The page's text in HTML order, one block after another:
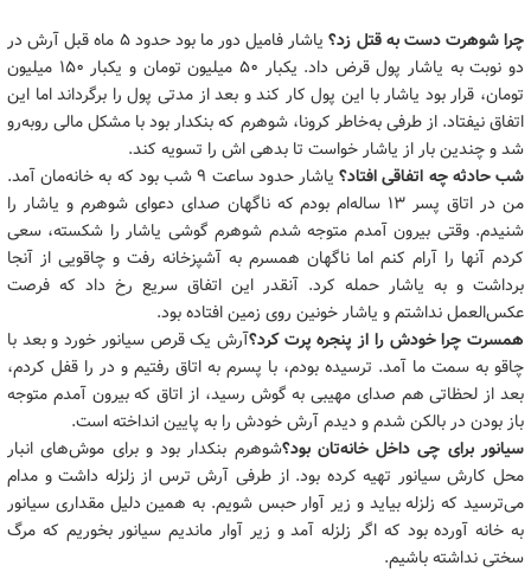
چرا شوهرت دست به قتل زد؟
یاشار فامیل دور ما بود حدود 5 ماه قبل آرش در
دو نوبت به یاشار پول قرض داد. یکبار 50 میلیون تومان و یکبار 150 میلیون
تومان، قرار بود یاشار با این پول کار کند و بعد از مدتی پول را برگرداند اما این
اتفاق نیفتاد. از طرفی به‌خاطر کرونا، شوهرم که بنکدار بود با مشکل مالی روبه‌رو
شد و چندین بار از یاشار خواست تا بدهی اش را تسویه کند.
شب حادثه چه اتفاقی افتاد؟
یاشار حدود ساعت 9 شب بود که به خانه‌مان آمد.
من در اتاق پسر 13 ساله‌ام بودم که ناگهان صدای دعوای شوهرم و یاشار را
شنیدم. وقتی بیرون آمدم متوجه شدم شوهرم گوشی یاشار را شکسته، سعی
کردم آنها را آرام کنم اما ناگهان همسرم به آشپزخانه رفت و چاقویی از آنجا
برداشت و به یاشار حمله کرد. آنقدر این اتفاق سریع رخ داد که فرصت
عکس‌العمل نداشتم و یاشار خونین روی زمین افتاده بود.
همسرت چرا خودش را از پنجره پرت کرد؟آرش یک قرص سیانور خورد و بعد با
چاقو به سمت ما آمد. ترسیده بودم، با پسرم به اتاق رفتیم و در را قفل کردم،
بعد از لحظاتی هم صدای مهیبی به گوش رسید، از اتاق که بیرون آمدم متوجه
باز بودن در بالکن شدم و دیدم آرش خودش را به پایین انداخته است.
سیانور برای چی داخل خانه‌تان بود؟شوهرم بنکدار بود و برای موش‌های انبار
محل کارش سیانور تهیه کرده بود. از طرفی آرش ترس از زلزله داشت و مدام
می‌ترسید که زلزله بیاید و زیر آوار حبس شویم. به همین دلیل مقداری سیانور
به خانه آورده بود که اگر زلزله آمد و زیر آوار ماندیم سیانور بخوریم که مرگ
سختی نداشته باشیم.